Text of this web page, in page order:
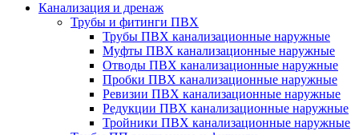
Канализация и дренаж
Трубы и фитинги ПВХ
Трубы ПВХ канализационные наружные
Муфты ПВХ канализационные наружные
Отводы ПВХ канализационные наружные
Пробки ПВХ канализационные наружные
Ревизии ПВХ канализационные наружные
Редукции ПВХ канализационные наружные
Тройники ПВХ канализационные наружные